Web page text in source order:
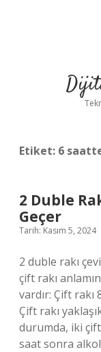
Etiket: 6
2 Duble
Geçer
Tarih: Kasım 5, 2024
2 duble rakı
çift rakı
vardır: Çift rakı
Çift rakı
durumda, iki çift
saat sonra alkol